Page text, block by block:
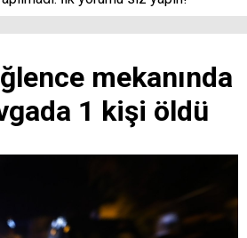
mekanında
1 kişi öldü